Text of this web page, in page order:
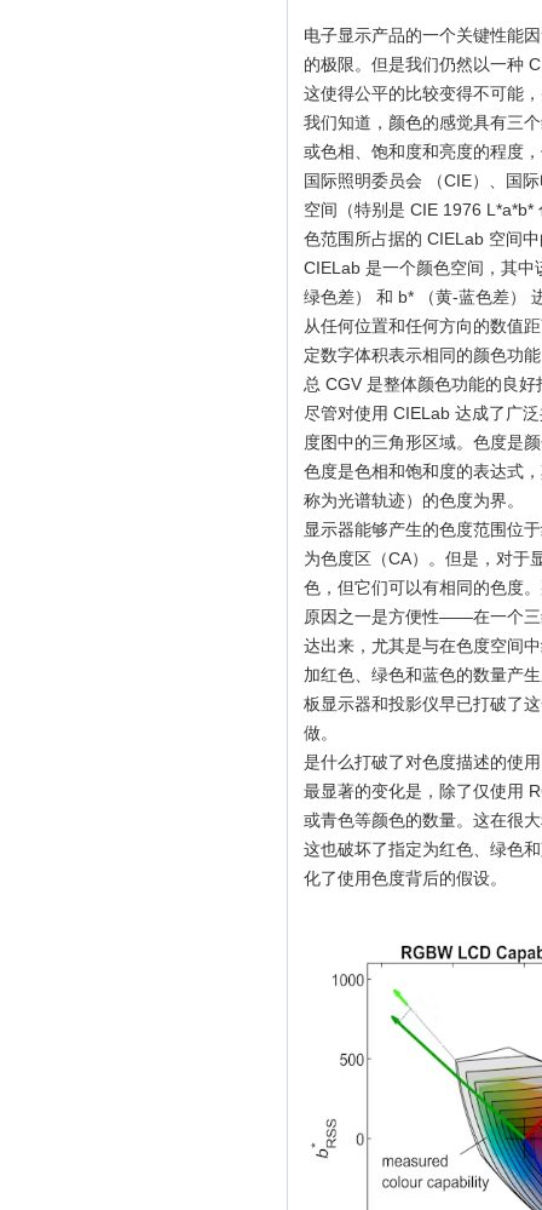
电子显示产品的一个关键性能
的极限。但是我们仍然以一种
这使得公平的比较变得不可能
我们知道，颜色的感觉具有三
或色相、饱和度和亮度的程度
国际照明委员会 （CIE）、国
空间（特别是 CIE 1976
色范围所占据的 CIELab 空间
CIELab 是一个颜色空间，其
绿色差） 和 b* （黄-蓝色差）
从任何位置和任何方向的数值
定数字体积表示相同的颜色功
总 CGV 是整体颜色功能的良好
尽管对使用 CIELab 达成了广
度图中的三角形区域。色度是
色度是色相和饱和度的表达式
称为光谱轨迹）的色度为界。
显示器能够产生的色度范围位
为色度区（CA）。但是，对
色，但它们可以有相同的色度
原因之一是方便性——在一个三
达出来，尤其是与在色度空间
加红色、绿色和蓝色的数量产
板显示器和投影仪早已打破了
做。
是什么打破了对色度描述的使
最显著的变化是，除了仅使用
或青色等颜色的数量。这在很
这也破坏了指定为红色、绿色
化了使用色度背后的假设。